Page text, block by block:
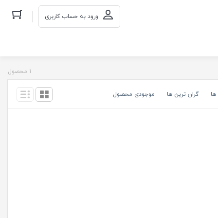
ورود به حساب کاربری
1 محصول
ها گران ترین ها موجودی محصول